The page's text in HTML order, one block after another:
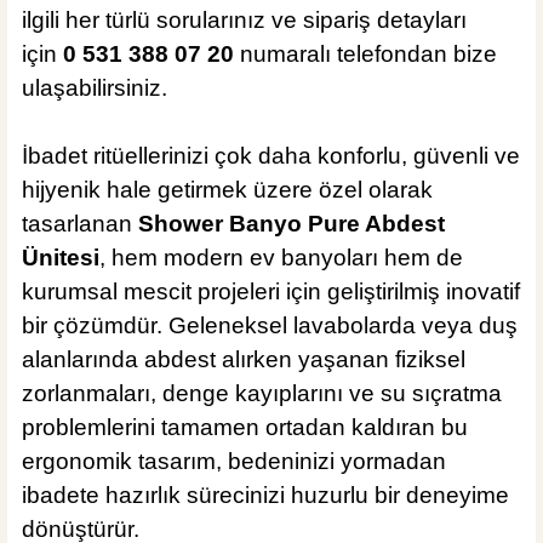
ilgili her türlü sorularınız ve sipariş detayları
için 0 531 388 07 20 numaralı telefondan bize
ulaşabilirsiniz.
İbadet ritüellerinizi çok daha konforlu, güvenli ve
hijyenik hale getirmek üzere özel olarak
tasarlanan Shower Banyo Pure Abdest
Ünitesi, hem modern ev banyoları hem de
kurumsal mescit projeleri için geliştirilmiş inovatif
bir çözümdür. Geleneksel lavabolarda veya duş
alanlarında abdest alırken yaşanan fiziksel
zorlanmaları, denge kayıplarını ve su sıçratma
problemlerini tamamen ortadan kaldıran bu
ergonomik tasarım, bedeninizi yormadan
ibadete hazırlık sürecinizi huzurlu bir deneyime
dönüştürür.